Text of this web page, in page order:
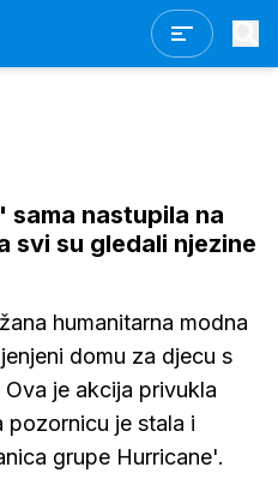
sama nastupila na
svi su gledali njezine
humanitarna modna
domu za djecu s
je akcija privukla
pozornicu je stala i
grupe Hurricane'.